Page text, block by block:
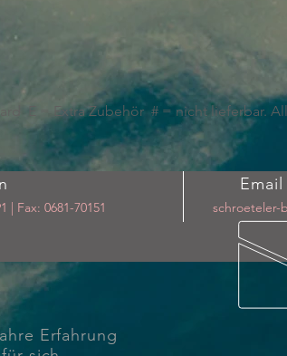
E = Extra Zubehör # = nicht lieferbar.
| Fax: 0681-70151
Email
schroeteler-
Erfahrung